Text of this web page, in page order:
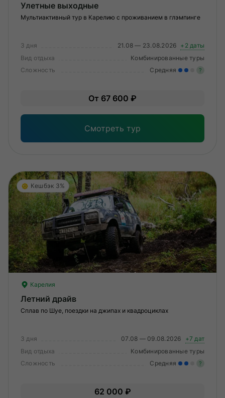
Улетные выходные
Мультиактивный тур в Карелию с проживанием в глэмпинге
3 дня 21.08 — 23.08.2026 +2 даты
Вид отдыха
Комбинированные туры
Сложность
Средняя ?
От 67 600 ₽
Смотреть тур
Кешбэк 3%
Карелия
Летний драйв
Сплав по Шуе, поездки на джипах и квадроциклах
3 дня 07.08 — 09.08.2026
+7 дат
Вид отдыха
Комбинированные туры
Сложность
Средняя ?
62 000 ₽